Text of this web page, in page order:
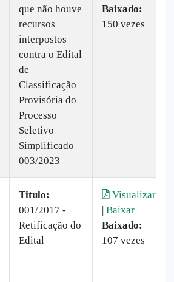
que não houve
recursos
interpostos
contra o Edital
de
Classificação
Provisória do
Processo
Seletivo
Simplificado
003/2023
Baixado:
150 vezes
Titulo:
001/2017 -
Retificação do
Edital
Visualizar
| Baixar
Baixado:
107 vezes